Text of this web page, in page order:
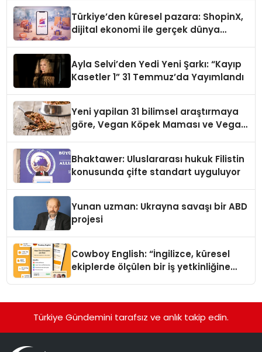
Türkiye’den küresel pazara: ShopinX,
dijital ekonomi ile gerçek dünya
Ayla Selvi’den Yedi Yeni Şarkı: “Kayıp
Kasetler 1” 31 Temmuz’da Yayımlandı
Yeni yapilan 31 bilimsel araştırmaya
göre, Vegan Köpek Maması ve Vegan
Bhaktawer: Uluslararası hukuk Filistin
konusunda çifte standart uyguluyor
Yunan uzman: Ukrayna savaşı bir ABD
projesi
Cowboy English: “İngilizce, küresel
ekiplerde ölçülen bir iş yetkinliğine
Türkiye Gündemini tarafsız ve anlık takip edin.